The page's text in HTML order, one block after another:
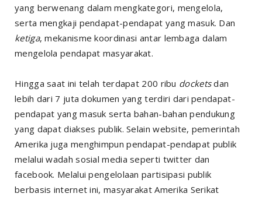
yang berwenang dalam mengkategori, mengelola,
serta mengkaji pendapat-pendapat yang masuk. Dan
ketiga, mekanisme koordinasi antar lembaga dalam
mengelola pendapat masyarakat.
Hingga saat ini telah terdapat 200 ribu docketsdan
lebih dari 7 juta dokumen yang terdiri dari pendapat-
pendapat yang masuk serta bahan-bahan pendukung
yang dapat diakses publik. Selain website, pemerintah
Amerika juga menghimpun pendapat-pendapat publik
melalui wadah sosial media seperti twitter dan
facebook. Melalui pengelolaan partisipasi publik
berbasis internet ini, masyarakat Amerika Serikat